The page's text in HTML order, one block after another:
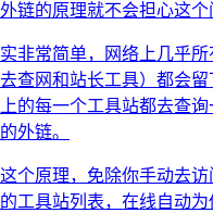
链的原理就不会担心这个
非常简单，网络上几乎
查网和站长工具）都会
的每一个工具站都去查
外链。
个原理，免除你手动去
工具站列表，在线自动为